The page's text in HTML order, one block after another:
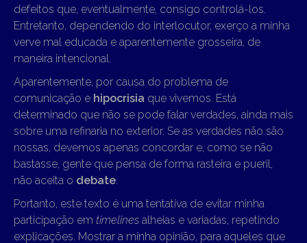
defeitos que, eventualmente, consigo controlá-los.
Entretanto, dependendo do interlocutor, exerço a minha
verve mal educada e aparentemente grosseira, de
maneira intencional.
Aparentemente, por causa do problema de
comunicação e hipocrisia que vivemos. Está
determinado que não se pode falar verdades, ainda mais
sobre uma refinaria no exterior. Se as verdades não são
nossas, devemos apenas concordar e, como se não
bastasse, gente que pensa de forma rasteira e pueril,
não aceita o debate.
Portanto, este texto é uma tentativa de evitar minha
participação em timelines alheias e variadas, repetindo
explicações. Mostrar a minha opinião, para aqueles que